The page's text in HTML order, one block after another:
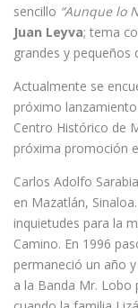
sencillo “Aunque lo
Juan Leyva; tema
grandes y pequeños
Actualmente se
próximo
Centro Histórico de
próxima promoción
Carlos Adolfo
en Mazatlán,
inquietudes para la
Camino. En 1996
permaneció un año
a la Banda Mr. Lobo